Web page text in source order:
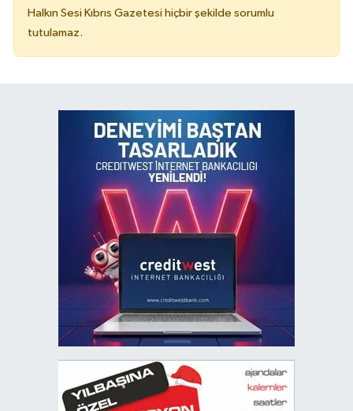
Halkın Sesi Kıbrıs Gazetesi hiçbir şekilde sorumlu
tutulamaz.